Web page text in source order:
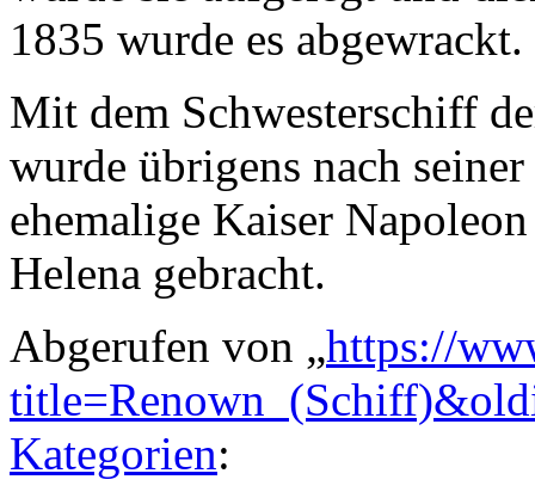
1835 wurde es abgewrackt.
Mit dem Schwesterschiff
wurde übrigens nach
ehemalige Kaiser
Helena gebracht.
Abgerufen von „https://
Kategorien: